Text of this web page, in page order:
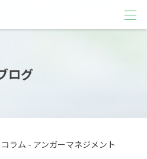
ログ
コラム - アンガーマネジメント